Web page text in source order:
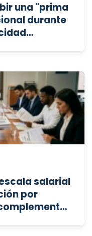
una "prima
durante
salarial
por